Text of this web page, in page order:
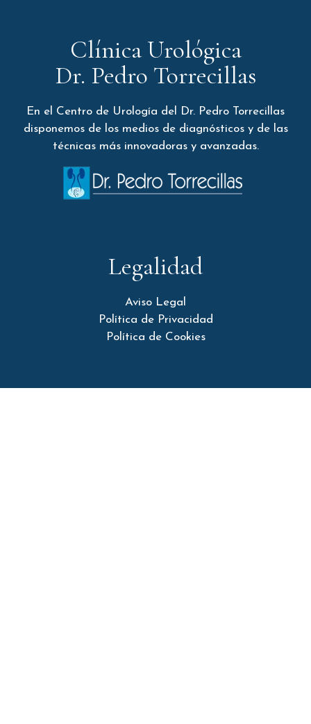
Clínica Urológica
Dr. Pedro Torrecillas
En el Centro de Urología del Dr. Pedro Torrecillas
disponemos de los medios de diagnósticos y de las
técnicas más innovadoras y avanzadas.
Legalidad
Aviso Legal
Política de Privacidad
Política de Cookies